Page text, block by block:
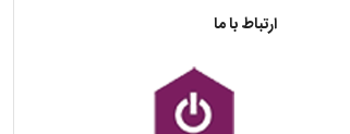
ارتباط با ما